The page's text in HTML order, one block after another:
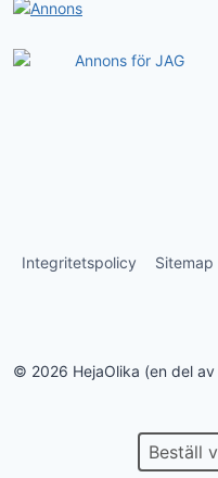
Integritetspolicy Sitemap
© 2026 HejaOlika (en del
Beställ